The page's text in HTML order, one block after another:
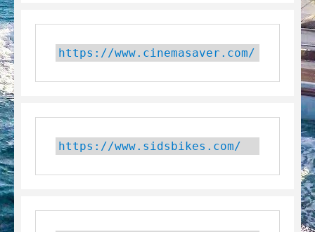
https://www.cinemasaver.com/
https://www.sidsbikes.com/